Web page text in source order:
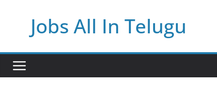
Jobs All In Telugu